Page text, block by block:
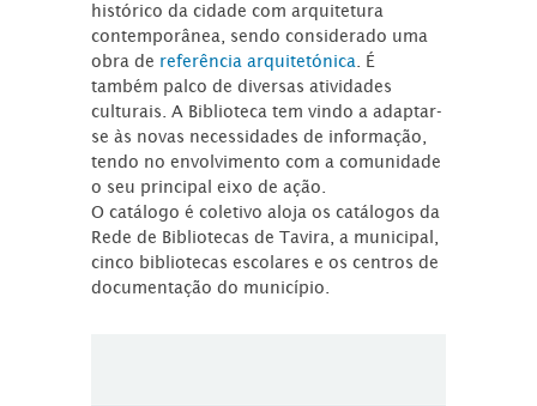
histórico da cidade com arquitetura
contemporânea, sendo considerado uma
obra de referência arquitetónica . É
também palco de diversas atividades
culturais. A Biblioteca tem vindo a adaptar-
se às novas necessidades de informação,
tendo no envolvimento com a comunidade
o seu principal eixo de ação.
O catálogo é coletivo aloja os catálogos da
Rede de Bibliotecas de Tavira, a municipal,
cinco bibliotecas escolares e os centros de
documentação do município.